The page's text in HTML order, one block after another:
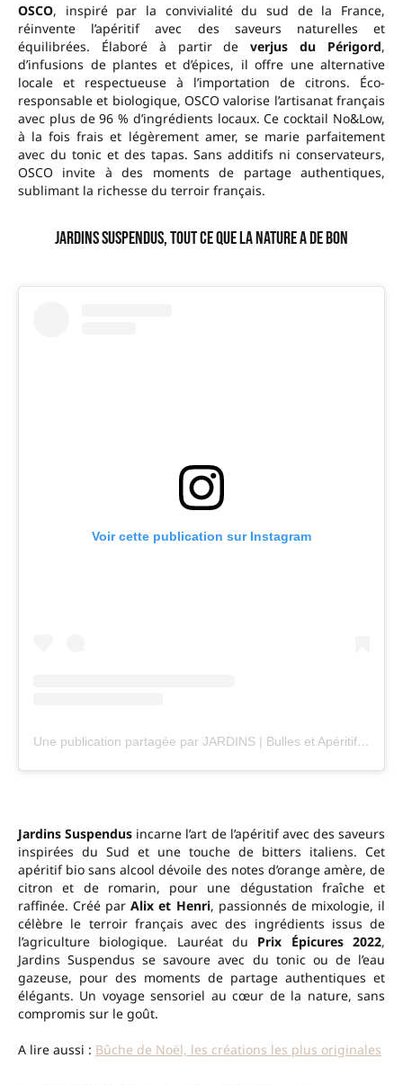
OSCO, inspiré par la convivialité du sud de la France,
réinvente l’apéritif avec des saveurs naturelles et
équilibrées. Élaboré à partir deverjus du Périgord,
d’infusions de plantes et d’épices, il offre une alternative
locale et respectueuse à l’importation de citrons. Éco-
responsable et biologique, OSCO valorise l’artisanat français
avec plus de 96 % d’ingrédients locaux. Ce cocktail No&Low,
à la fois frais et légèrement amer, se marie parfaitement
avec du tonic et des tapas. Sans additifs ni conservateurs,
OSCO invite à des moments de partage authentiques,
sublimant la richesse du terroir français.
Jardins Suspendus, tout ce que la nature a de bon
Voir cette publication sur Instagram
Une publication partagée par JARDINS | Bulles et Apéritifs d'exception sans alcool (@jardins.drinks)
Jardins Suspendus incarne l’art de l’apéritif avec des saveurs
inspirées du Sud et une touche de bitters italiens. Cet
apéritif bio sans alcool dévoile des notes d’orange amère, de
citron et de romarin, pour une dégustation fraîche et
raffinée. Créé parAlix et Henri, passionnés de mixologie, il
célèbre le terroir français avec des ingrédients issus de
l’agriculture biologique. Lauréat du Prix Épicures 2022,
Jardins Suspendus se savoure avec du tonic ou de l’eau
gazeuse, pour des moments de partage authentiques et
élégants. Un voyage sensoriel au cœur de la nature, sans
compromis sur le goût.
A lire aussi : Bûche de Noël, les créations les plus originales